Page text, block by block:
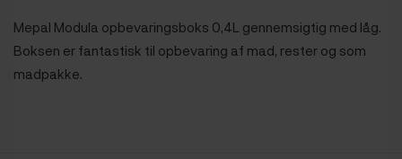
Mepal Modula opbevaringsboks 0,4L gennemsigtig med låg.
Boksen er fantastisk til opbevaring af mad, rester og som
madpakke.